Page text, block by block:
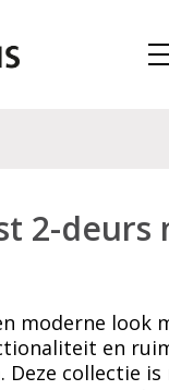
2-deurs
moderne look
en
Deze collectie